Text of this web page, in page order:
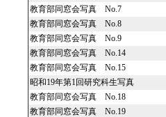
教育部同窓会写真 No.7
教育部同窓会写真 No.8
教育部同窓会写真 No.9
教育部同窓会写真 No.14
教育部同窓会写真 No.15
昭和19年第1回研究科生写真
教育部同窓会写真 No.18
教育部同窓会写真 No.19